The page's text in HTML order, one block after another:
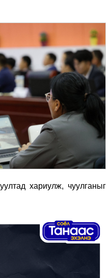
хариулж, чуулганыг